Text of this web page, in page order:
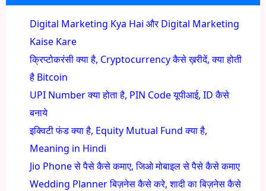
Digital Marketing Kya Hai और Digital Marketing
Kaise Kare
क्रिप्टोकरंसी क्या है, Cryptocurrency कैसे ख़रीदें, क्या होती
है Bitcoin
UPI Number क्या होता है, PIN Code यूपीआई, ID कैसे
बनाये
इक्विटी फंड क्या है, Equity Mutual Fund क्या है,
Meaning in Hindi
Jio Phone से पैसे कैसे कमाए, जिओ मोबाइल से पैसे कैसे कमाए
Wedding Planner बिज़नेस कैसे करे, शादी का बिज़नेस कैसे